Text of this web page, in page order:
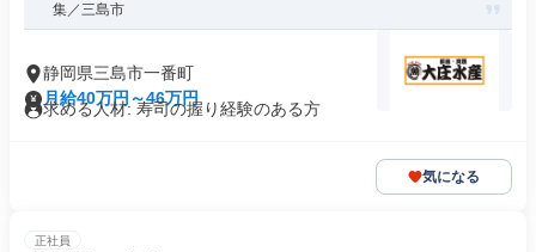
集／三島市
静岡県三島市一番町
月給40万円～46万円
求める人材: 寿司の握り経験のある方
気になる
正社員